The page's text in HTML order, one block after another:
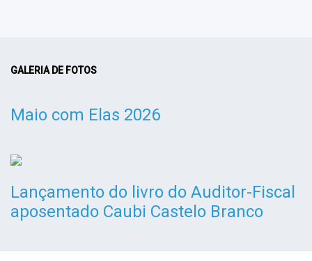
GALERIA DE FOTOS
Maio com Elas 2026
Lançamento do livro do Auditor-Fiscal
aposentado Caubi Castelo Branco